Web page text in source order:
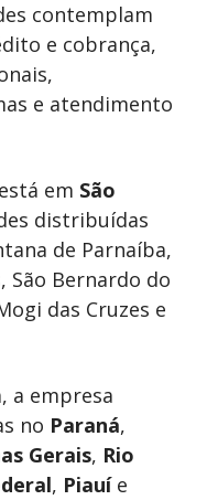
contemplam
e cobrança,
e atendimento
em São
distribuídas
de Parnaíba,
São Bernardo do
das Cruzes e
a empresa
no Paraná,
Gerais, Rio
, Piauíe